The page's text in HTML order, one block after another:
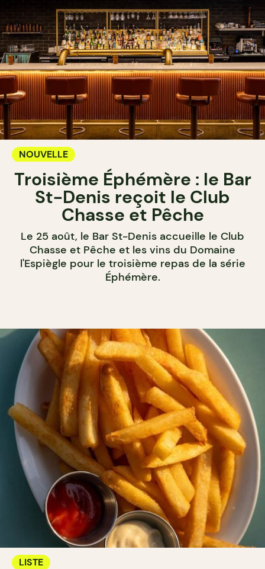
NOUVELLE
Troisième Éphémère : le Bar
St-Denis reçoit le Club
Chasse et Pêche
Le 25 août, le Bar St-Denis accueille le Club
Chasse et Pêche et les vins du Domaine
l'Espiègle pour le troisième repas de la série
Éphémère.
LISTE